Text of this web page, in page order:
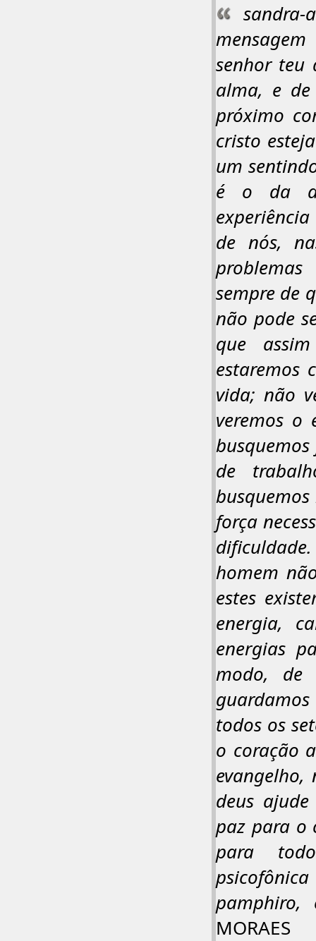
senhor teu
alma, e
próximo
cristo
um
é o da
de nós,
sempre de
não pode
que
estaremos
vida; não
veremos o
de
força
homem
estes
energia,
energias
modo, de
todos os
o coração
deus
paz para o
para
MORAES